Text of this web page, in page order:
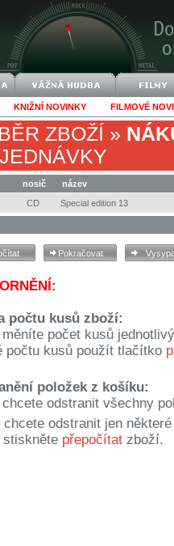
KNIŽNÍ NOVINKY FILMOVÉ
ZBOŽÍ »
nosič
název
CD
Special edition 13
počtu kusů zboží:
měníte počet kusů
počtu kusů použít tlačítko
položek z košíku:
chcete odstranit všechny
chcete odstranit jen
stiskněte přepočítat zboží.